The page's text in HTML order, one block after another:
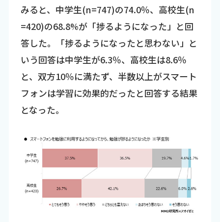
みると、中学生(n=747)の74.0％、高校生(n
=420)の68.8%が「捗るようになった」と回
答した。「捗るようになったと思わない」と
いう回答は中学生が6.3％、高校生は8.6％
と、双方10％に満たず、半数以上がスマート
フォンは学習に効果的だったと回答する結果
となった。